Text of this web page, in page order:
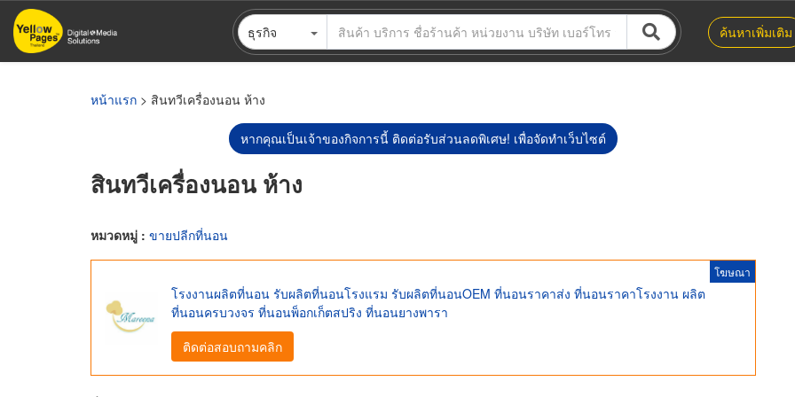
ข้าม
ไป
ธุรกิจ ค้นหาเพิ่มเติม
หน้าแรก > สินทวีเครื่องนอน ห้าง
หากคุณเป็นเจ้าของกิจการนี้ ติดต่อรับส่วนลดพิเศษ! เพื่อจัดทำเว็บไซต์
สินทวีเครื่องนอน ห้าง
หมวดหมู่ : ขายปลีกที่นอน
โฆษณา
โรงงานผลิตที่นอน รับผลิตที่นอนโรงแรม รับผลิตที่นอนOEM ที่นอนราคาส่ง ที่นอนราคาโรงงาน ผลิต
ที่นอนครบวงจร ที่นอนพ็อกเก็ตสปริง ที่นอนยางพารา
ติดต่อสอบถามคลิก